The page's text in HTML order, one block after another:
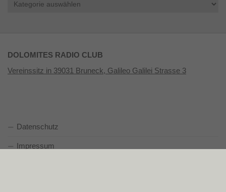
DOLOMITES RADIO CLUB
Vereinssitz in 39031 Bruneck, Galileo Galilei Strasse 3
Datenschutz
Impressum